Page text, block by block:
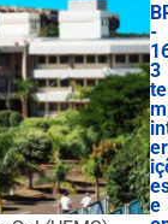
-
3
te
m
e